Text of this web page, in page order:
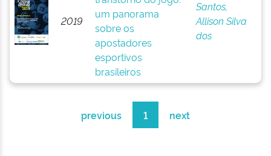
2019
um panorama
sobre os
apostadores
esportivos
brasileiros
Santos,
Allison Silva
dos
previous 1 next